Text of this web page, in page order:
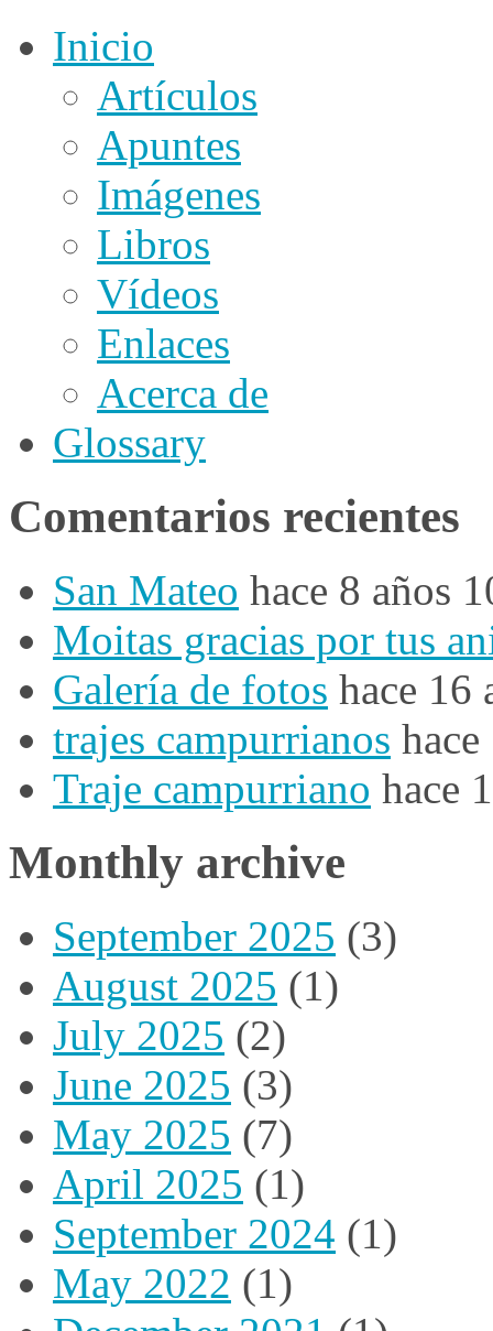
Inicio
Artículos
Apuntes
Imágenes
Libros
Vídeos
Enlaces
Acerca de
Glossary
Comentarios recientes
San Mateo hace 8 años
Moitas gracias por tus
Galería de fotos hace 16
trajes campurrianos
Traje campurriano hace
Monthly archive
September 2025 (3)
August 2025 (1)
July 2025 (2)
June 2025 (3)
May 2025 (7)
April 2025 (1)
September 2024 (1)
May 2022 (1)